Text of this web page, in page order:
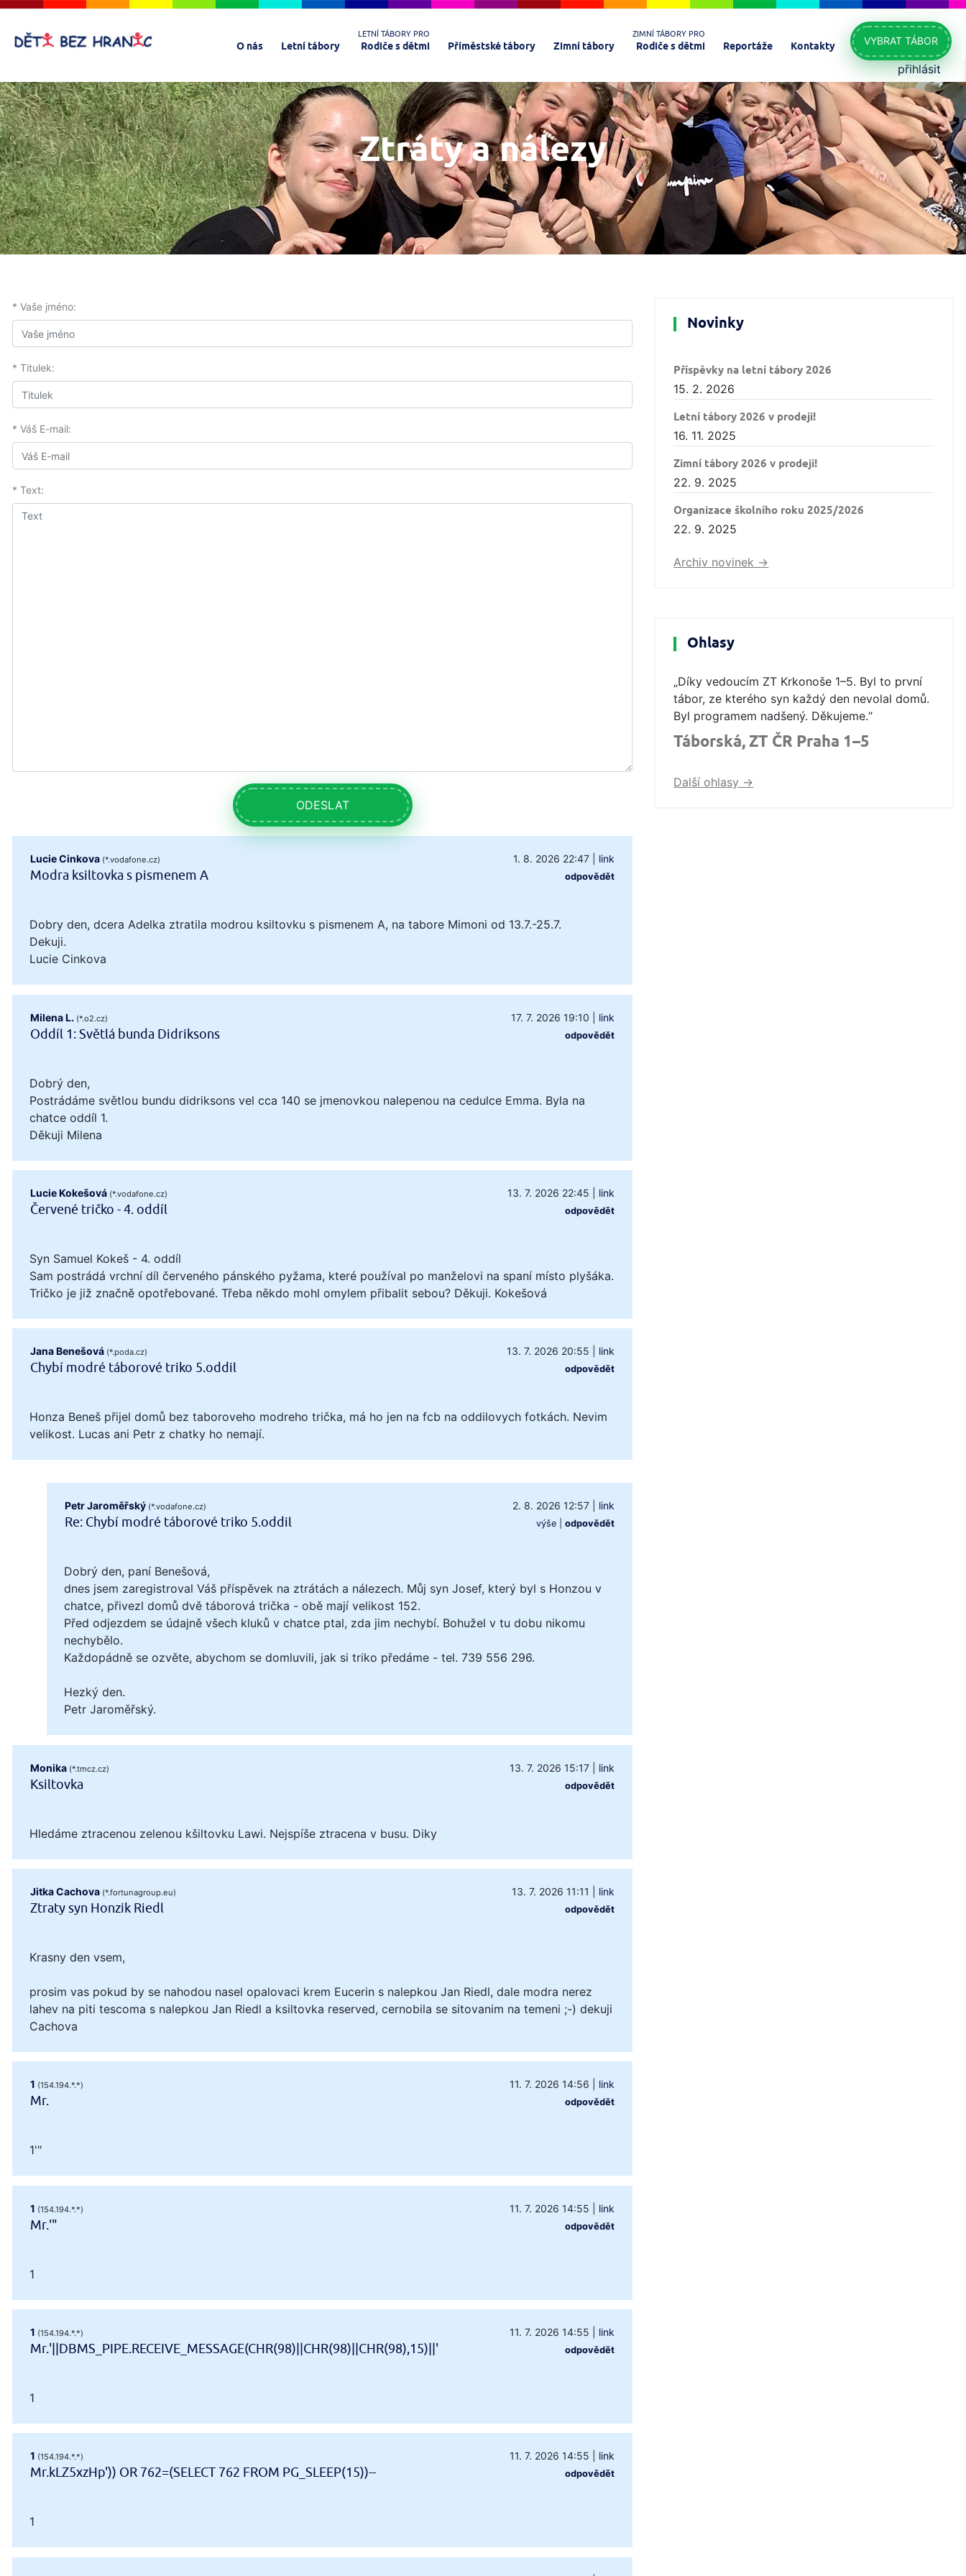
O nás Letní tábory
LETNÍ TÁBORY PRO
Rodiče s dětmi Příměstské tábory Zimní tábory
ZIMNÍ TÁBORY PRO
Rodiče s dětmi Reportáže Kontakty VYBRAT TÁBOR
přihlásit
Ztráty a nálezy
* Vaše jméno:
* Titulek:
* Váš E-mail:
* Text:
ODESLAT
Lucie Cinkova (*.vodafone.cz) 1. 8. 2026 22:47| link
Modra ksiltovka s pismenem A odpovědět
Dobry den, dcera Adelka ztratila modrou ksiltovku s pismenem A, na tabore Mimoni od 13.7.-25.7.
Dekuji.
Lucie Cinkova
Milena L. (*.o2.cz) 17. 7. 2026 19:10 link
Oddíl 1: Světlá bunda Didriksons odpovědět
Dobrý den,
Postrádáme světlou bundu didriksons vel cca 140 se jmenovkou nalepenou na cedulce Emma. Byla na
chatce oddíl 1.
Děkuji Milena
Lucie Kokešová (*.vodafone.cz) 13. 7. 2026 22:45 link
Červené tričko - 4. oddíl odpovědět
Syn Samuel Kokeš - 4. oddíl
Sam postrádá vrchní díl červeného pánského pyžama, které používal po manželovi na spaní místo plyšáka.
Tričko je již značně opotřebované. Třeba někdo mohl omylem přibalit sebou? Děkuji. Kokešová
Jana Benešová (*.poda.cz) 13. 7. 2026 20:55 link
Chybí modré táborové triko 5.oddil odpovědět
Honza Beneš přijel domů bez taboroveho modreho trička, má ho jen na fcb na oddilovych fotkách. Nevim
velikost. Lucas ani Petr z chatky ho nemají.
Petr Jaroměřský (*.vodafone.cz) 2. 8. 2026 12:57| link
Re: Chybí modré táborové triko 5.oddil výše| odpovědět
Dobrý den, paní Benešová,
dnes jsem zaregistroval Váš příspěvek na ztrátách a nálezech. Můj syn Josef, který byl s Honzou v
chatce, přivezl domů dvě táborová trička - obě mají velikost 152.
Před odjezdem se údajně všech kluků v chatce ptal, zda jim nechybí. Bohužel v tu dobu nikomu
nechybělo.
Každopádně se ozvěte, abychom se domluvili, jak si triko předáme - tel. 739 556 296.
Hezký den.
Petr Jaroměřský.
Monika (*.tmcz.cz) 13. 7. 2026 15:17| link
Ksiltovka odpovědět
Hledáme ztracenou zelenou kšiltovku Lawi. Nejspíše ztracena v busu. Diky
Jitka Cachova (*.fortunagroup.eu) 13. 7. 2026 11:11 link
Ztraty syn Honzik Riedl odpovědět
Krasny den vsem,
prosim vas pokud by se nahodou nasel opalovaci krem Eucerin s nalepkou Jan Riedl, dale modra nerez
lahev na piti tescoma s nalepkou Jan Riedl a ksiltovka reserved, cernobila se sitovanim na temeni ;-) dekuji
Cachova
1 (154.194.*.*) 11. 7. 2026 14:56 link
Mr. odpovědět
1'"
1 (154.194.*.*) 11. 7. 2026 14:55 link
Mr.'" odpovědět
1
1 (154.194.*.*) 11. 7. 2026 14:55 link
Mr.'||DBMS_PIPE.RECEIVE_MESSAGE(CHR(98)||CHR(98)||CHR(98),15)||' odpovědět
1
1 (154.194.*.*) 11. 7. 2026 14:55 link
Mr.kLZ5xzHp')) OR 762=(SELECT 762 FROM PG_SLEEP(15))-- odpovědět
1
Novinky
Příspěvky na letní tábory 2026
15. 2. 2026
Letní tábory 2026 v prodeji!
16. 11. 2025
Zimní tábory 2026 v prodeji!
22. 9. 2025
Organizace školního roku 2025/2026
22. 9. 2025
Archiv novinek ->
Ohlasy
„Díky vedoucím ZT Krkonoše 1–5. Byl to první
tábor, ze kterého syn každý den nevolal domů.
Byl programem nadšený. Děkujeme.“
Táborská, ZT ČR Praha 1–5
Další ohlasy ->